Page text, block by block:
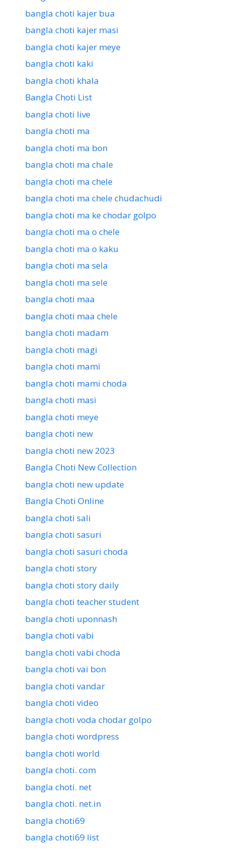
bangla choti kajer bua
bangla choti kajer masi
bangla choti kajer meye
bangla choti kaki
bangla choti khala
Bangla Choti List
bangla choti live
bangla choti ma
bangla choti ma bon
bangla choti ma chale
bangla choti ma chele
bangla choti ma chele chudachudi
bangla choti ma ke chodar golpo
bangla choti ma o chele
bangla choti ma o kaku
bangla choti ma sela
bangla choti ma sele
bangla choti maa
bangla choti maa chele
bangla choti madam
bangla choti magi
bangla choti mami
bangla choti mami choda
bangla choti masi
bangla choti meye
bangla choti new
bangla choti new 2023
Bangla Choti New Collection
bangla choti new update
Bangla Choti Online
bangla choti sali
bangla choti sasuri
bangla choti sasuri choda
bangla choti story
bangla choti story daily
bangla choti teacher student
bangla choti uponnash
bangla choti vabi
bangla choti vabi choda
bangla choti vai bon
bangla choti vandar
bangla choti video
bangla choti voda chodar golpo
bangla choti wordpress
bangla choti world
bangla choti. com
bangla choti. net
bangla choti. net.in
bangla choti69
bangla choti69 list